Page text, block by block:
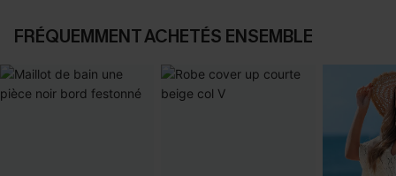
FRÉQUEMMENT ACHETÉS ENSEMBLE